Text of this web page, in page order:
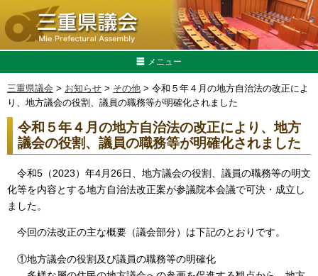
メニュー
三重県議会 > お知らせ > その他 > 令和５年４月の地方自治法の改正によ
り、地方議会の役割、議員の職務等が明確化されました
令和５年４月の地方自治法の改正により、地方
議会の役割、議員の職務等が明確化されました
令和5（2023）年4月26日、地方議会の役割、議員の職務等の明文
化等を内容とする地方自治法改正案が参議院本会議で可決・成立し
ました。
今回の法改正の主な概要（議会部分）は下記のとおりです。
①地方議会の役割及び議員の職務等の明確化